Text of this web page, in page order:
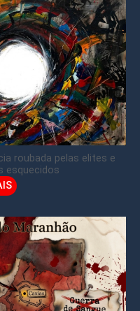
roubada pelas elites e
esquecidos